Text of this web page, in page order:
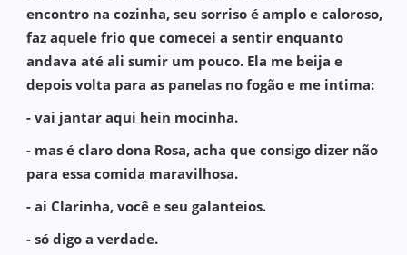
encontro na cozinha, seu sorriso é amplo e caloroso,
faz aquele frio que comecei a sentir enquanto
andava até ali sumir um pouco. Ela me beija e
depois volta para as panelas no fogão e me intima:
- vai jantar aqui hein mocinha.
- mas é claro dona Rosa, acha que consigo dizer não
para essa comida maravilhosa.
- ai Clarinha, você e seu galanteios.
- só digo a verdade.